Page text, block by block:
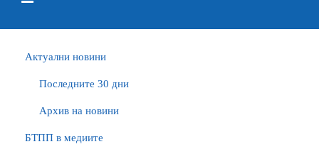
Актуални новини
Последните 30 дни
Архив на новини
БTПП в медиите